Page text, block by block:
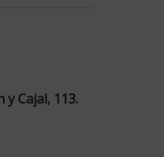
y Cajal, 113.